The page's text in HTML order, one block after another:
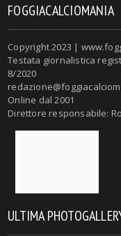
FOGGIACALCIOMANIA
Copyright 2023 |
Testata giornalistica
8/2020
Online dal 2001
Direttore responsabile:
ULTIMA